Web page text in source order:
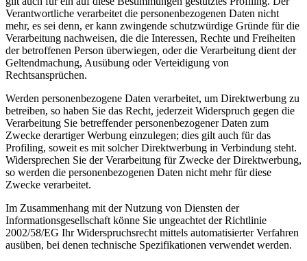
Verantwortliche verarbeitet die personenbezogenen Daten nicht
mehr, es sei denn, er kann zwingende schutzwürdige Gründe für die
Verarbeitung nachweisen, die die Interessen, Rechte und Freiheiten
der betroffenen Person überwiegen, oder die Verarbeitung dient der
Geltendmachung, Ausübung oder Verteidigung von
Rechtsansprüchen.
Werden personenbezogene Daten verarbeitet, um Direktwerbung zu
betreiben, so haben Sie das Recht, jederzeit Widerspruch gegen die
Verarbeitung Sie betreffender personenbezogener Daten zum
Zwecke derartiger Werbung einzulegen; dies gilt auch für das
Profiling, soweit es mit solcher Direktwerbung in Verbindung steht.
Widersprechen Sie der Verarbeitung für Zwecke der Direktwerbung,
so werden die personenbezogenen Daten nicht mehr für diese
Zwecke verarbeitet.
Im Zusammenhang mit der Nutzung von Diensten der
Informationsgesellschaft könne Sie ungeachtet der Richtlinie
2002/58/EG Ihr Widerspruchsrecht mittels automatisierter Verfahren
ausüben, bei denen technische Spezifikationen verwendet werden.